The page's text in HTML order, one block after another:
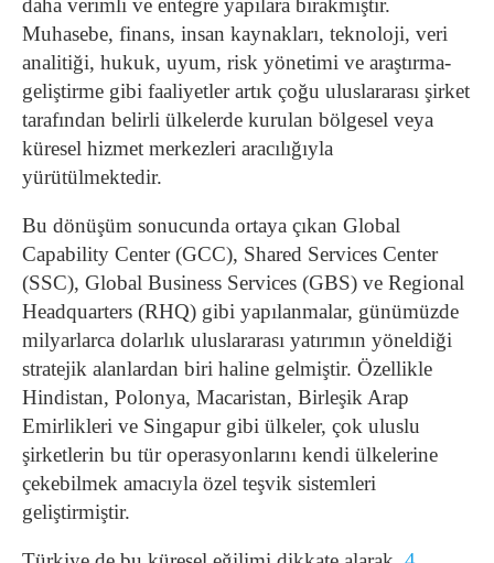
daha verimli ve entegre yapılara bırakmıştır.
Muhasebe, finans, insan kaynakları, teknoloji, veri
analitiği, hukuk, uyum, risk yönetimi ve araştırma-
geliştirme gibi faaliyetler artık çoğu uluslararası şirket
tarafından belirli ülkelerde kurulan bölgesel veya
küresel hizmet merkezleri aracılığıyla
yürütülmektedir.
Bu dönüşüm sonucunda ortaya çıkan Global
Capability Center (GCC), Shared Services Center
(SSC), Global Business Services (GBS) ve Regional
Headquarters (RHQ) gibi yapılanmalar, günümüzde
milyarlarca dolarlık uluslararası yatırımın yöneldiği
stratejik alanlardan biri haline gelmiştir. Özellikle
Hindistan, Polonya, Macaristan, Birleşik Arap
Emirlikleri ve Singapur gibi ülkeler, çok uluslu
şirketlerin bu tür operasyonlarını kendi ülkelerine
çekebilmek amacıyla özel teşvik sistemleri
geliştirmiştir.